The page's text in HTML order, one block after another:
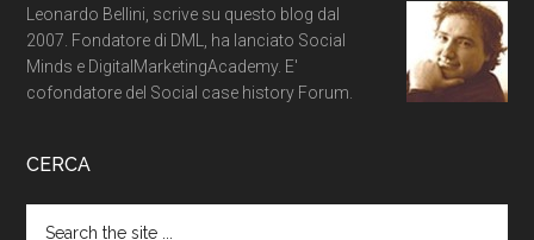
Leonardo Bellini, scrive su questo blog dal
2007. Fondatore di DML, ha lanciato Social
Minds e DigitalMarketingAcademy. E'
cofondatore del Social case history Forum.
CERCA